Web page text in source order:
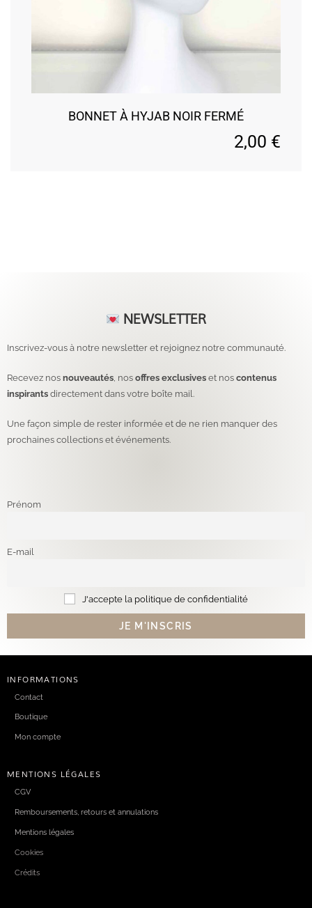
BONNET À HYJAB NOIR FERMÉ
2,00 €
NEWSLETTER
Inscrivez-vous à notre newsletter et rejoignez notre communauté.
Recevez nos nouveautés , nos offres exclusives et nos contenus
inspirants directement dans votre boîte mail.
Une façon simple de rester informée et de ne rien manquer des
prochaines collections et événements.
Prénom
E-mail
J'accepte la politique de confidentialité
INFORMATIONS
Contact
Boutique
Mon compte
MENTIONS LÉGALES
CGV
Remboursements, retours et annulations
Mentions légales
Cookies
Crédits